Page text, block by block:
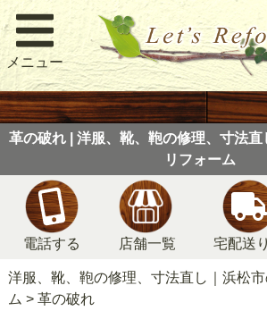
メニュー
革の破れ | 洋服、靴、鞄の修理、寸法
リフォーム
電話する 店舗一覧 宅配送
洋服、靴、鞄の修理、寸法直し｜浜松
ム > 革の破れ